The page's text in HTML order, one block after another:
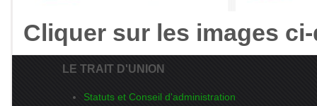
Cliquer sur les images
LE TRAIT D'UNION
Statuts et Conseil d'administration